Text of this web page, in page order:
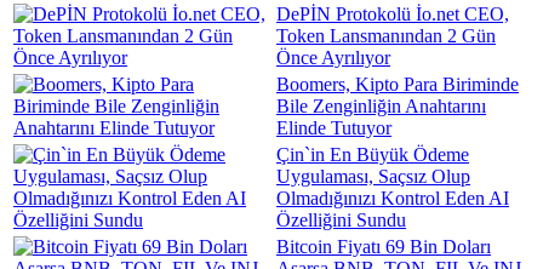
DePİN Protokolü İo.net CEO,
Token Lansmanından 2 Gün
Önce Ayrılıyor
Boomers, Kipto Para Biriminde
Bile Zenginliğin Anahtarını
Elinde Tutuyor
Çin`in En Büyük Ödeme
Uygulaması, Saçsız Olup
Olmadığınızı Kontrol Eden AI
Özelliğini Sundu
Bitcoin Fiyatı 69 Bin Doları